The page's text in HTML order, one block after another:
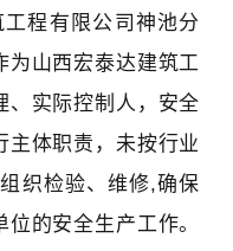
程有限公司神池分
为山西宏泰达建筑工
、实际控制人 ，安全
主体职责 ，未按行业
织检验、维修,确保
的安全生产工作。